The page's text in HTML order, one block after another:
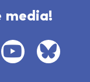
media!